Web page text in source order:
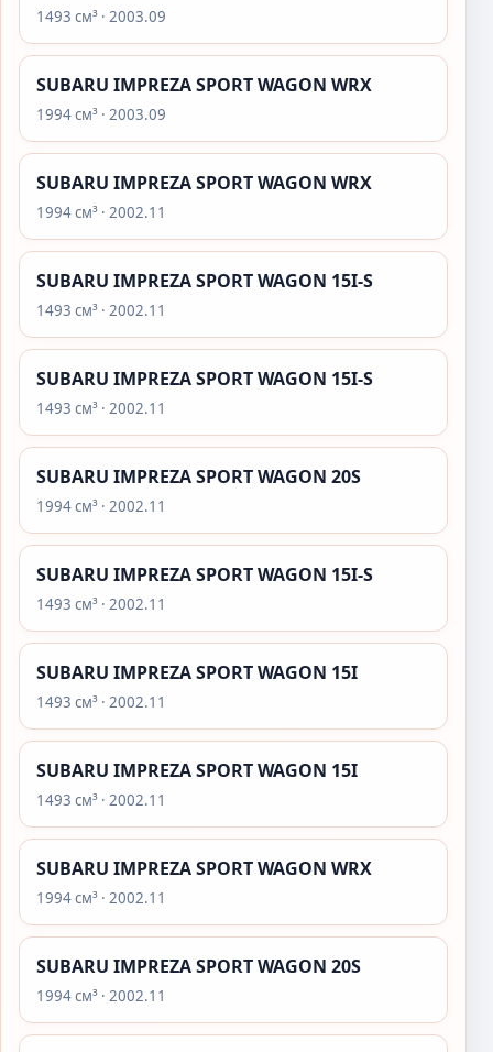
1493 см³ · 2003.09
SUBARU IMPREZA SPORT WAGON WRX
1994 см³ · 2003.09
SUBARU IMPREZA SPORT WAGON WRX
1994 см³ · 2002.11
SUBARU IMPREZA SPORT WAGON 15I-S
1493 см³ · 2002.11
SUBARU IMPREZA SPORT WAGON 15I-S
1493 см³ · 2002.11
SUBARU IMPREZA SPORT WAGON 20S
1994 см³ · 2002.11
SUBARU IMPREZA SPORT WAGON 15I-S
1493 см³ · 2002.11
SUBARU IMPREZA SPORT WAGON 15I
1493 см³ · 2002.11
SUBARU IMPREZA SPORT WAGON 15I
1493 см³ · 2002.11
SUBARU IMPREZA SPORT WAGON WRX
1994 см³ · 2002.11
SUBARU IMPREZA SPORT WAGON 20S
1994 см³ · 2002.11